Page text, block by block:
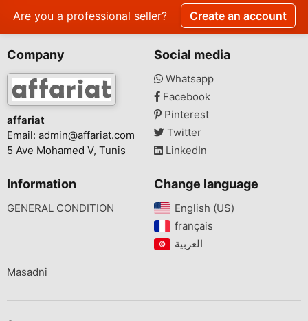
Are you a professional seller? Create an account
Company
affariat
Email: admin@affariat.com
5 Ave Mohamed V, Tunis
Social media
Whatsapp
Facebook
Pinterest
Twitter
LinkedIn
Information
GENERAL CONDITION
Change language
English (US)‎
français‎
Masadni